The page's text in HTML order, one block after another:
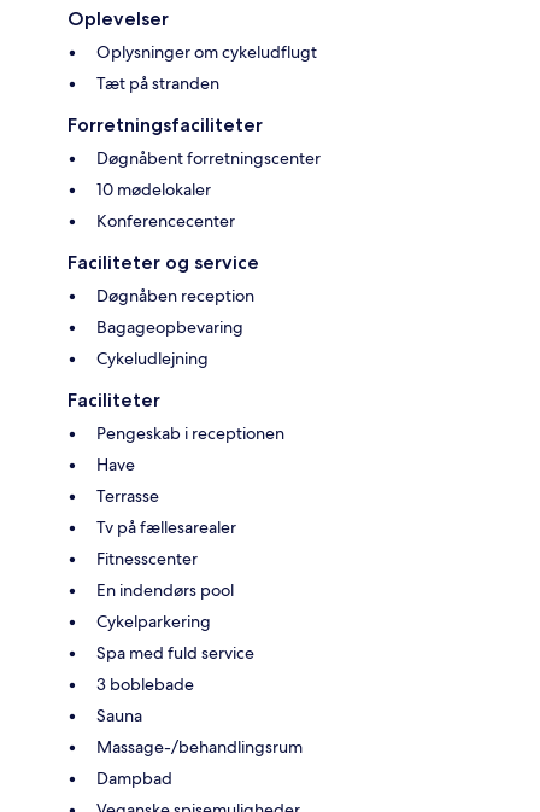
Oplevelser
Oplysninger om cykeludflugt
Tæt på stranden
Forretningsfaciliteter
Døgnåbent forretningscenter
10 mødelokaler
Konferencecenter
Faciliteter og service
Døgnåben reception
Bagageopbevaring
Cykeludlejning
Faciliteter
Pengeskab i receptionen
Have
Terrasse
Tv på fællesarealer
Fitnesscenter
En indendørs pool
Cykelparkering
Spa med fuld service
3 boblebade
Sauna
Massage-/behandlingsrum
Dampbad